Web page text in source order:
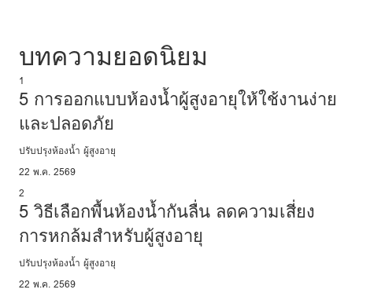
บทความยอดนิยม
1
5 การออกแบบห้องน้ำผู้สูงอายุให้ใช้งานง่าย
และปลอดภัย
ปรับปรุงห้องน้ำ ผู้สูงอายุ
22 พ.ค. 2569
2
5 วิธีเลือกพื้นห้องน้ำกันลื่น ลดความเสี่ยง
การหกล้มสำหรับผู้สูงอายุ
ปรับปรุงห้องน้ำ ผู้สูงอายุ
22 พ.ค. 2569